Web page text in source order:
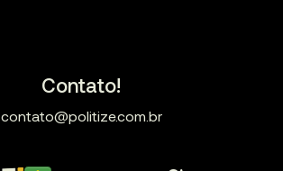
Contato!
contato@politize.com.br